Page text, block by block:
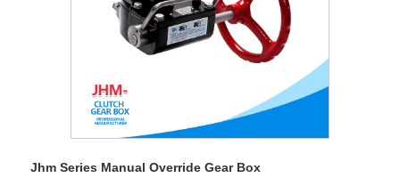
Jhm Series Manual Override Gear Box